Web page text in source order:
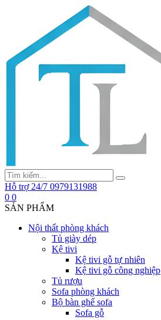
Hỗ trợ 24/7 0979131988
0 0
SẢN PHẨM
Nội thất phòng khách
Tủ giày dép
Kệ tivi
Kệ tivi gỗ tự nhiên
Kệ tivi gỗ công nghiệp
Tủ rượu
Sofa phòng khách
Bộ bàn ghế sofa
Sofa gỗ